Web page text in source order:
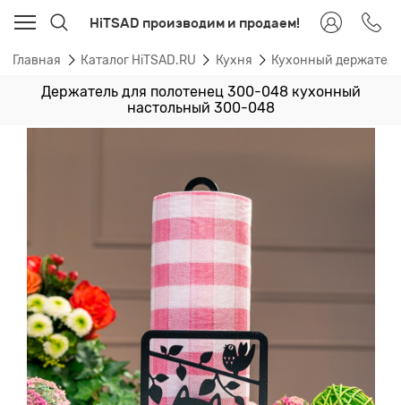
HiTSAD производим и продаем!
Главная Каталог HiTSAD.RU Кухня Кухонный держатель
Держатель для полотенец 300-048 кухонный
настольный 300-048